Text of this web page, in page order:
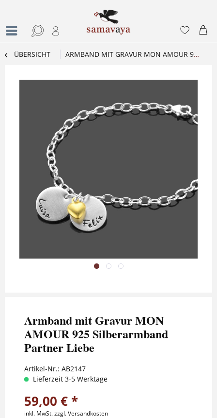
ÜBERSICHT ARMBAND MIT GRAVUR MON AMOUR 925 SILBERARMBAND PARTNER LIEBE
Armband mit Gravur MON
AMOUR 925 Silberarmband
Partner Liebe
Artikel-Nr.: AB2147
Lieferzeit 3-5 Werktage
59,00 € *
inkl. MwSt.zzgl. Versandkosten